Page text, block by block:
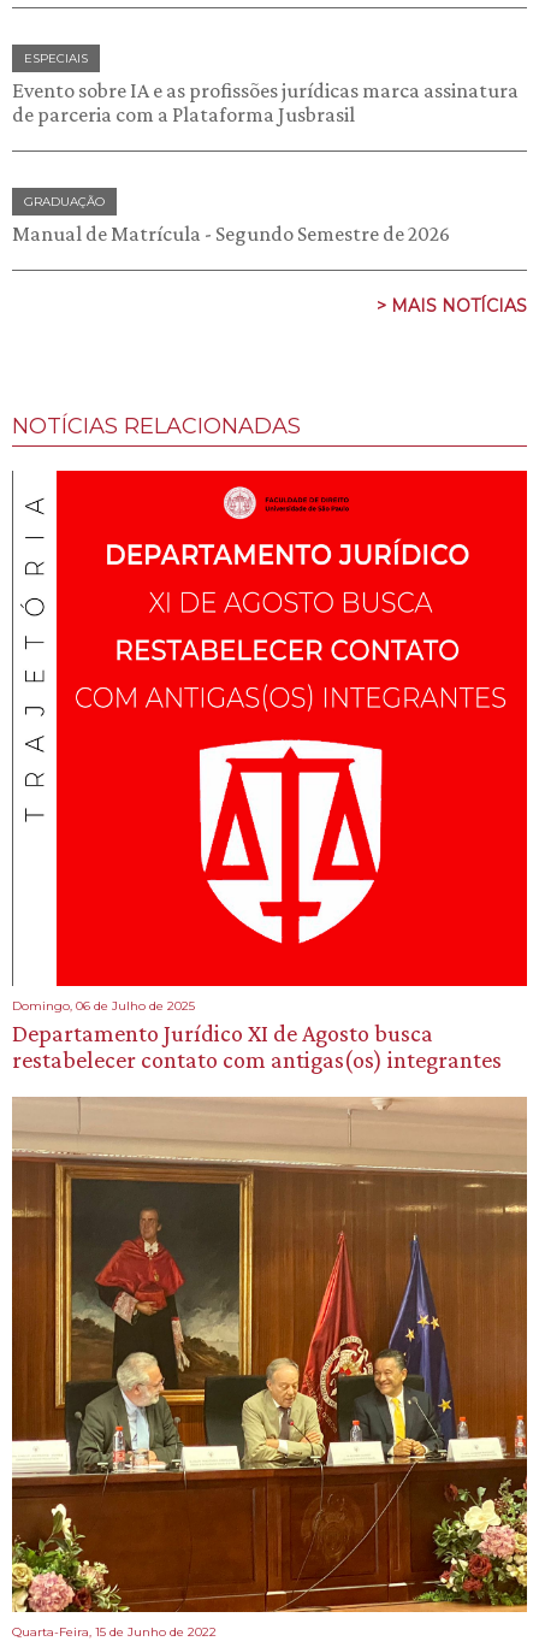
ESPECIAIS
Evento sobre IA e as profissões jurídicas marca assinatura
de parceria com a Plataforma Jusbrasil
GRADUAÇÃO
Manual de Matrícula - Segundo Semestre de 2026
> MAIS NOTÍCIAS
NOTÍCIAS RELACIONADAS
Domingo, 06 de Julho de 2025
Departamento Jurídico XI de Agosto busca
restabelecer contato com antigas(os) integrantes
Quarta-Feira, 15 de Junho de 2022